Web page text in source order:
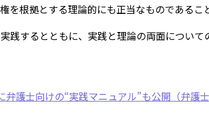
根拠とする理論的にも正当なものであるこ
践するとともに、実践と理論の両面について
護士向けの“実践マニュアル”も公開（弁護士